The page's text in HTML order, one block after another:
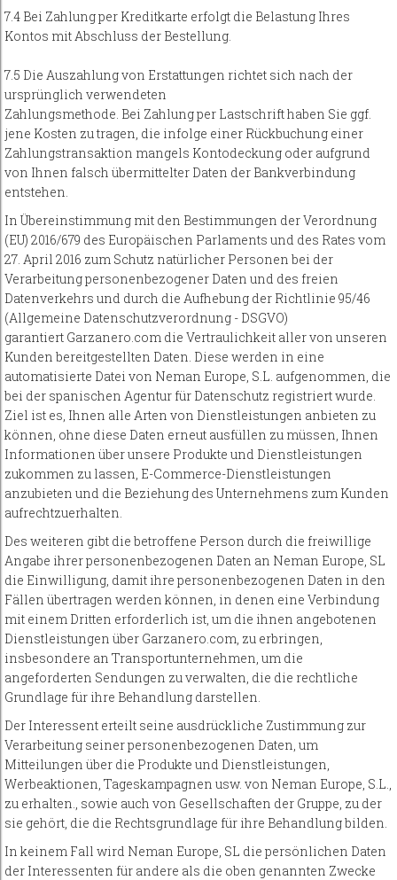
7.4 Bei Zahlung per Kreditkarte erfolgt die Belastung Ihres
Kontos mit Abschluss der Bestellung.
7.5 Die Auszahlung von Erstattungen richtet sich nach der
ursprünglich verwendeten
Zahlungsmethode. Bei Zahlung per Lastschrift haben Sie ggf.
jene Kosten zu tragen, die infolge einer Rückbuchung einer
Zahlungstransaktion mangels Kontodeckung oder aufgrund
von Ihnen falsch übermittelter Daten der Bankverbindung
entstehen.
In Übereinstimmung mit den Bestimmungen der Verordnung
(EU) 2016/679 des Europäischen Parlaments und des Rates vom
27. April 2016 zum Schutz natürlicher Personen bei der
Verarbeitung personenbezogener Daten und des freien
Datenverkehrs und durch die Aufhebung der Richtlinie 95/46
(Allgemeine Datenschutzverordnung - DSGVO)
garantiert Garzanero.com die Vertraulichkeit aller von unseren
Kunden bereitgestellten Daten. Diese werden in eine
automatisierte Datei von Neman Europe, S.L. aufgenommen, die
bei der spanischen Agentur für Datenschutz registriert wurde.
Ziel ist es, Ihnen alle Arten von Dienstleistungen anbieten zu
können, ohne diese Daten erneut ausfüllen zu müssen, Ihnen
Informationen über unsere Produkte und Dienstleistungen
zukommen zu lassen, E-Commerce-Dienstleistungen
anzubieten und die Beziehung des Unternehmens zum Kunden
aufrechtzuerhalten.
Des weiteren gibt die betroffene Person durch die freiwillige
Angabe ihrer personenbezogenen Daten an Neman Europe, SL
die Einwilligung, damit ihre personenbezogenen Daten in den
Fällen übertragen werden können, in denen eine Verbindung
mit einem Dritten erforderlich ist, um die ihnen angebotenen
Dienstleistungen über Garzanero.com, zu erbringen,
insbesondere an Transportunternehmen, um die
angeforderten Sendungen zu verwalten, die die rechtliche
Grundlage für ihre Behandlung darstellen.
Der Interessent erteilt seine ausdrückliche Zustimmung zur
Verarbeitung seiner personenbezogenen Daten, um
Mitteilungen über die Produkte und Dienstleistungen,
Werbeaktionen, Tageskampagnen usw. von Neman Europe, S.L.,
zu erhalten., sowie auch von Gesellschaften der Gruppe, zu der
sie gehört, die die Rechtsgrundlage für ihre Behandlung bilden.
In keinem Fall wird Neman Europe, SL die persönlichen Daten
der Interessenten für andere als die oben genannten Zwecke